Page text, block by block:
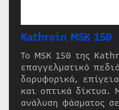
Kathrein MSK 150
Το MSK 150 της
επαγγελματικό
δορυφορικά,
και οπτικά δίκτυα.
ανάλυση φάσματος